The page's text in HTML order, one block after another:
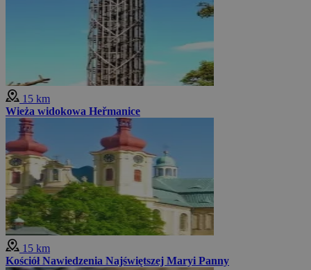
15 km
Wieża widokowa Heřmanice
15 km
Kościół Nawiedzenia Najświętszej Maryi Panny